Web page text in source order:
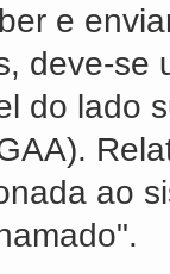
e
deve-se
do lado
ao